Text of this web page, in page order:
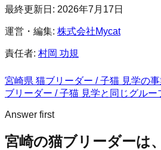
最終更新日: 2026年7月17日
運営・編集: 株式会社Mycat
責任者: 村岡 功規
宮崎県 猫ブリーダー / 子猫 見学の
ブリーダー / 子猫 見学と同じグルー
Answer first
宮崎の猫ブリーダーは